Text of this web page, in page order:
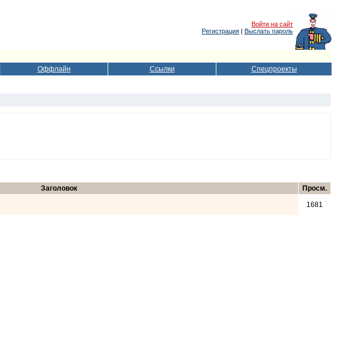
Войти на сайт
Регистрация | Выслать пароль
Оффлайн Ссылки Спецпроекты
Заголовок
Просм.
1681